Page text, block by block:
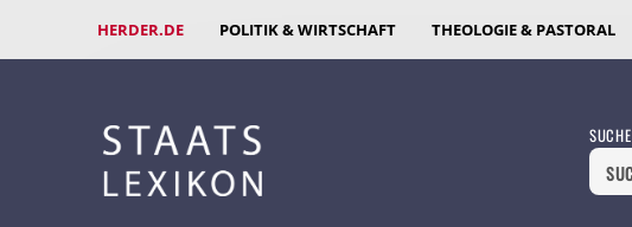
HERDER.DE POLITIK & WIRTSCHAFT THEOLOGIE & PASTORAL
SUCHE